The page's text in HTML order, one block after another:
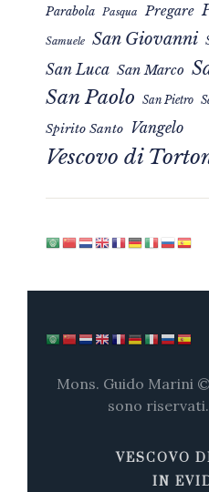
Parabola Pasqua Pregare
Samuele San Giovanni
San Luca San Marco
San Paolo San Pietro
Spirito Santo Vangelo
Vescovo di
Mons. Guido Marini
sono
VESCOVO
IN